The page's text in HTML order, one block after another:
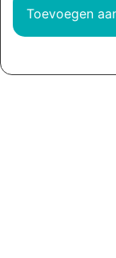
Toevoegen